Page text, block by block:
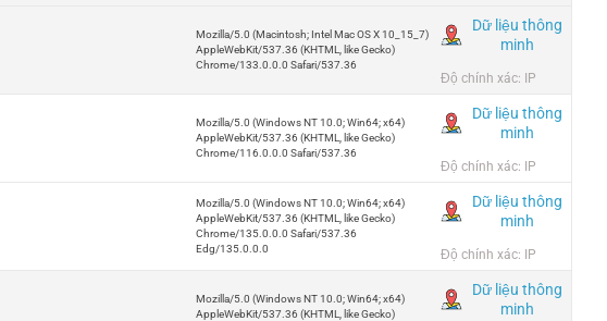
Mozilla/5.0 (Macintosh; Intel Mac OS X 10_15_7)
AppleWebKit/537.36 (KHTML, like Gecko)
Chrome/133.0.0.0 Safari/537.36
Dữ liệu thông
minh
Độ chính xác: IP
Mozilla/5.0 (Windows NT 10.0; Win64; x64)
AppleWebKit/537.36 (KHTML, like Gecko)
Chrome/116.0.0.0 Safari/537.36
Dữ liệu thông
minh
Độ chính xác: IP
Mozilla/5.0 (Windows NT 10.0; Win64; x64)
AppleWebKit/537.36 (KHTML, like Gecko)
Chrome/135.0.0.0 Safari/537.36
Edg/135.0.0.0
Dữ liệu thông
minh
Độ chính xác: IP
Mozilla/5.0 (Windows NT 10.0; Win64; x64)
AppleWebKit/537.36 (KHTML, like Gecko)
Dữ liệu thông
minh